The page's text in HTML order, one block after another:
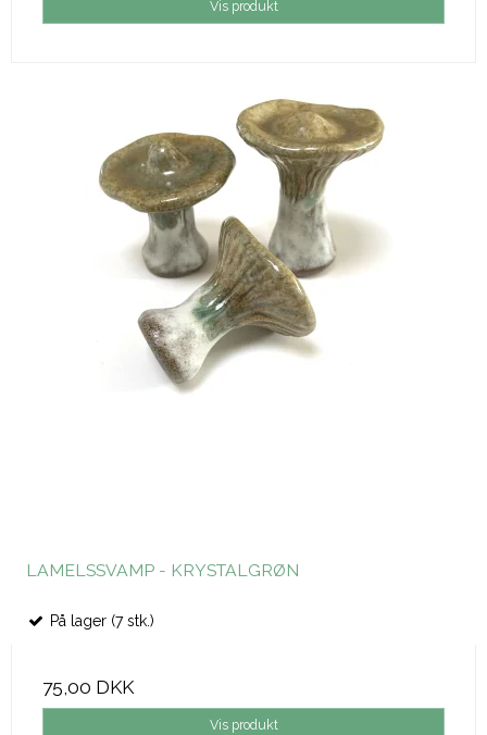
Vis produkt
LAMELSSVAMP - KRYSTALGRØN
På lager (7 stk.)
75,00 DKK
Vis produkt